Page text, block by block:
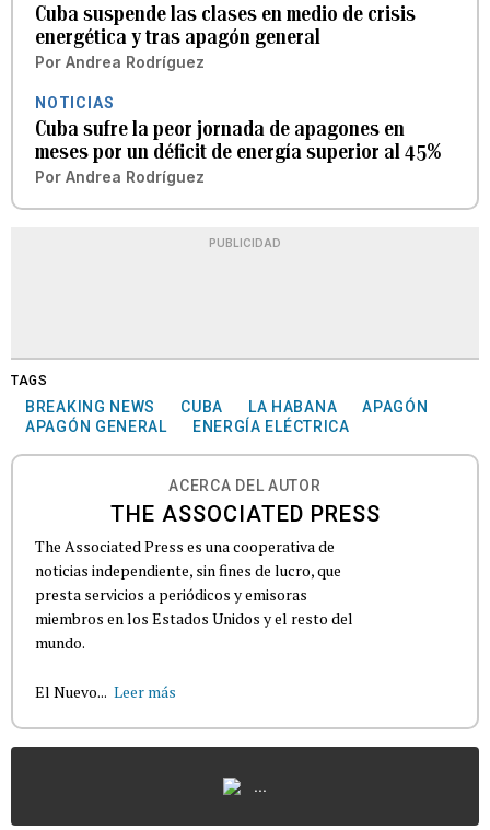
Cuba suspende las clases en medio de crisis
energética y tras apagón general
Por Andrea Rodríguez
NOTICIAS
Cuba sufre la peor jornada de apagones en
meses por un déficit de energía superior al 45%
Por Andrea Rodríguez
PUBLICIDAD
TAGS
BREAKING NEWS CUBA LA HABANA
APAGÓN
APAGÓN GENERAL
ENERGÍA ELÉCTRICA
ACERCA DEL AUTOR
THE ASSOCIATED PRESS
The Associated Press es una cooperativa de
noticias independiente, sin fines de lucro, que
presta servicios a periódicos y emisoras
miembros en los Estados Unidos y el resto del
mundo.
El Nuevo... Leer más
...